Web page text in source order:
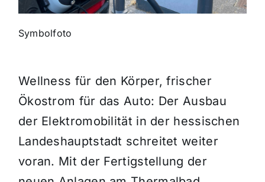
Symbolfoto
Wellness für den Körper, frischer
Ökostrom für das Auto: Der Ausbau
der Elektromobilität in der hessischen
Landeshauptstadt schreitet weiter
voran. Mit der Fertigstellung der